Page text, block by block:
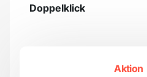
Doppelklick
Aktion